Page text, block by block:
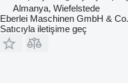
Almanya, Wiefelstede
Eberlei Maschinen GmbH &
Satıcıyla iletişime geç